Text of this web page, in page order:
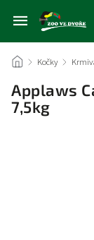
/ Kočky /
Applaws
7,5kg